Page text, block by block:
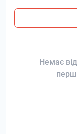
Немає